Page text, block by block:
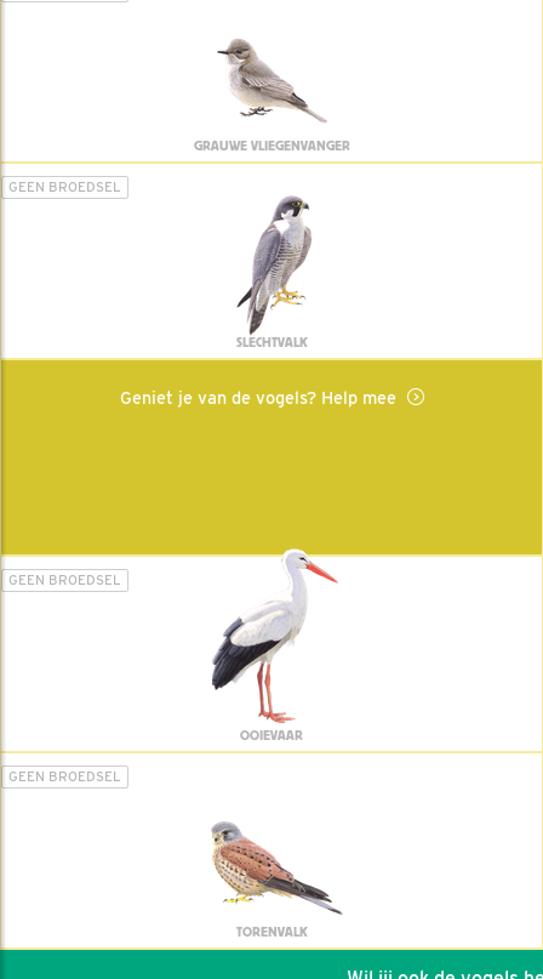
GRAUWE VLIEGENVANGER
GEEN BROEDSEL
SLECHTVALK
Geniet je van de vogels? Help mee
GEEN BROEDSEL
OOIEVAAR
GEEN BROEDSEL
TORENVALK